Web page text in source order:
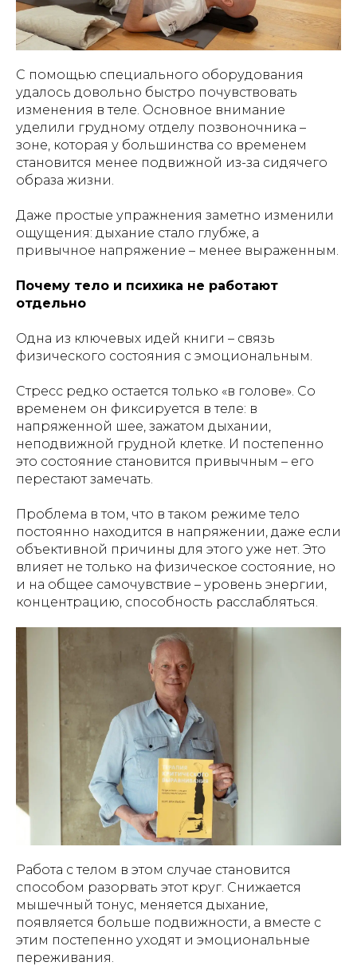
С помощью специального оборудования
удалось довольно быстро почувствовать
изменения в теле. Основное внимание
уделили грудному отделу позвоночника –
зоне, которая у большинства со временем
становится менее подвижной из-за сидячего
образа жизни.
Даже простые упражнения заметно изменили
ощущения: дыхание стало глубже, а
привычное напряжение – менее выраженным.
Почему тело и психика не работают
отдельно
Одна из ключевых идей книги – связь
физического состояния с эмоциональным.
Стресс редко остается только «в голове». Со
временем он фиксируется в теле: в
напряженной шее, зажатом дыхании,
неподвижной грудной клетке. И постепенно
это состояние становится привычным – его
перестают замечать.
Проблема в том, что в таком режиме тело
постоянно находится в напряжении, даже если
объективной причины для этого уже нет. Это
влияет не только на физическое состояние, но
и на общее самочувствие – уровень энергии,
концентрацию, способность расслабляться.
Работа с телом в этом случае становится
способом разорвать этот круг. Снижается
мышечный тонус, меняется дыхание,
появляется больше подвижности, а вместе с
этим постепенно уходят и эмоциональные
переживания.